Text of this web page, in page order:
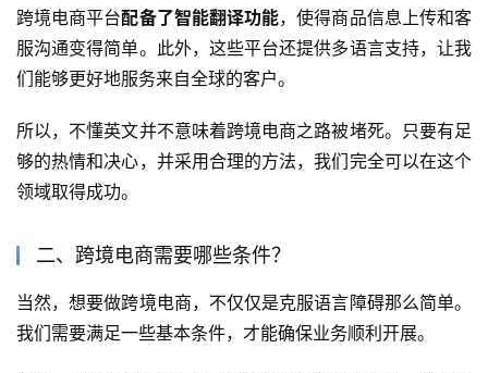
跨境电商平台配备了智能翻译功能，使得商品信息上传和客
服沟通变得简单。此外，这些平台还提供多语言支持，让我
们能够更好地服务来自全球的客户。
所以，不懂英文并不意味着跨境电商之路被堵死。只要有足
够的热情和决心，并采用合理的方法，我们完全可以在这个
领域取得成功。
二、跨境电商需要哪些条件？
当然，想要做跨境电商，不仅仅是克服语言障碍那么简单。
我们需要满足一些基本条件，才能确保业务顺利开展。